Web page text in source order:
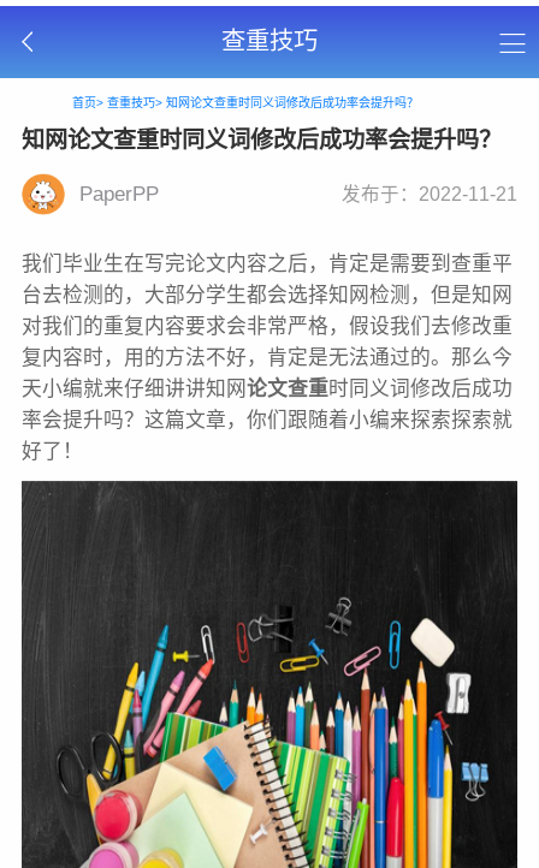
查重技巧
首页> 查重技巧> 知网论文查重时同义词修改后成功率会提升吗？
知网论文查重时同义词修改后成功率会提升吗？
PaperPP 发布于：2022-11-21
我们毕业生在写完论文内容之后，肯定是需要到查重平
台去检测的，大部分学生都会选择知网检测，但是知网
对我们的重复内容要求会非常严格，假设我们去修改重
复内容时，用的方法不好，肯定是无法通过的。那么今
天小编就来仔细讲讲知网论文查重时同义词修改后成功
率会提升吗？这篇文章，你们跟随着小编来探索探索就
好了！